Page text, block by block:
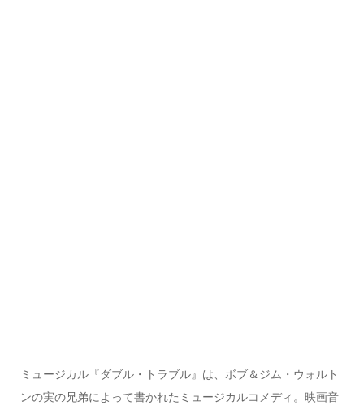
ミュージカル『ダブル・トラブル』は、ボブ＆ジム・ウォルト
ンの実の兄弟によって書かれたミュージカルコメディ。映画音